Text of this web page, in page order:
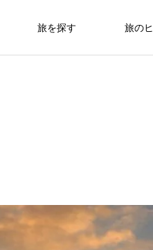
旅を探す 旅の